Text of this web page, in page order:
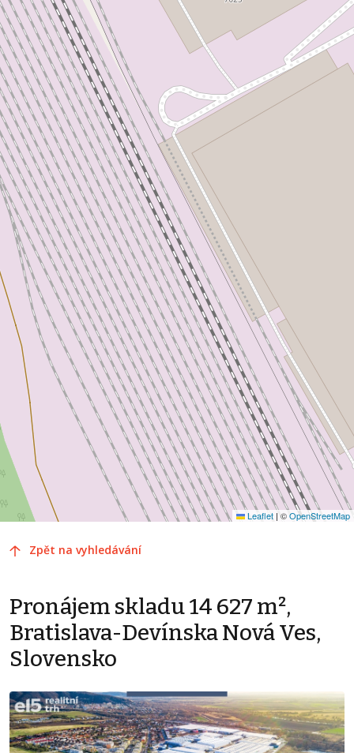
Leaflet | ©OpenStreetMap
Zpět na vyhledávání
Pronájem skladu 14 627 m²,
Bratislava-Devínska Nová Ves,
Slovensko